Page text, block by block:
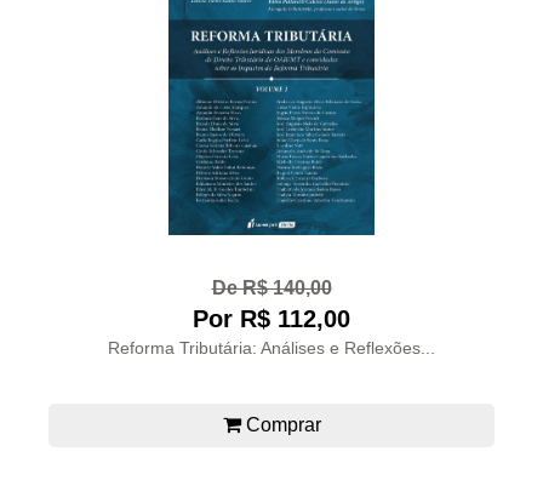
De R$ 140,00
Por R$ 112,00
Reforma Tributária: Análises e Reflexões...
Comprar